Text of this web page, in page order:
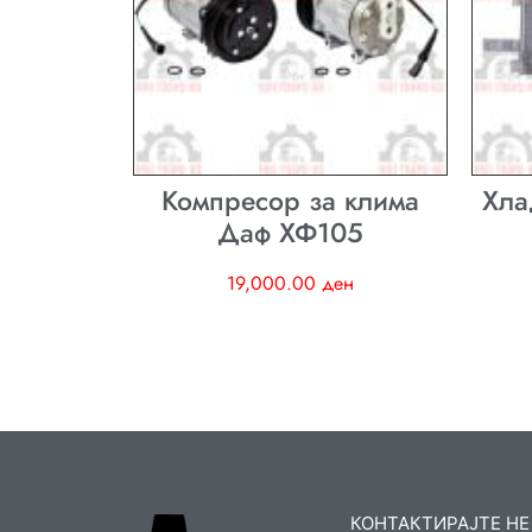
Компресор за клима
Даф ХФ105
19,000.00 ден
КОНТАКТИРАЈТЕ НЕ